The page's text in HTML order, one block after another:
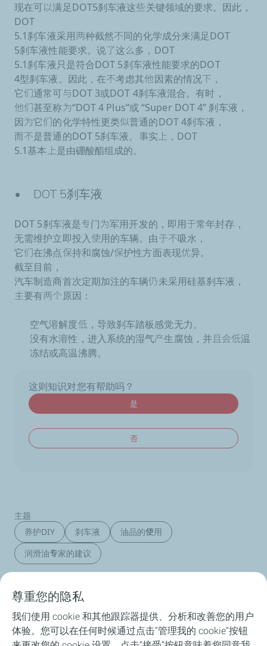
现在可以满足DOT5刹车液这些关键领域的要求。因此，
DOT
5.1刹车液采用两种截然不同的化学成分来满足DOT
5刹车液性能要求。说了这么多，DOT
5.1刹车液只是符合DOT 5刹车液性能要求的DOT
4型刹车液。因此，在不考虑其他因素的情况下，
它们通常可与DOT 3或DOT 4刹车液混合。有时，
他们甚至称为“DOT 4 Plus”或 “Super DOT 4” 刹车液，
因为它们的化学特性更类似普通的DOT 4刹车液，
而不是普通的DOT 5刹车液。事实上，DOT
5.1基本上是由硼酸酯组成的。
• DOT 5刹车液
DOT 5刹车液是专门为军用开发的，即用于常年封存，
无需维护立即投入使用的车辆。由于不吸水，
它们在沸点保持和腐蚀/保护性方面表现优异。
截至目前，
汽车制造商首次定期加注的车辆仍未采用硅基刹车液，
主要有两个原因：
空气溶解度低，导致刹车踏板感觉无力。
没有水溶性，进入系统的湿气产生腐蚀，并且会低温
冻结或高温沸腾。
这则知识对您有帮助吗？
是
否
主题
养护DIY 刹车液
油品的使用
润滑油专家的建议
产品介绍
ANAC润滑油分析服务
尊重您的隐私
我们使用 cookie 和其他跟踪器提供、分析和改善您的用户
体验。您可以在任何时候通过点击“管理我的 cookie”按钮